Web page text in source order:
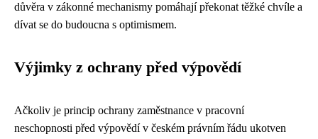
důvěra v zákonné mechanismy pomáhají překonat těžké chvíle a
dívat se do budoucna s optimismem.
Výjimky z ochrany před výpovědí
Ačkoliv je princip ochrany zaměstnance v pracovní
neschopnosti před výpovědí v českém právním řádu ukotven